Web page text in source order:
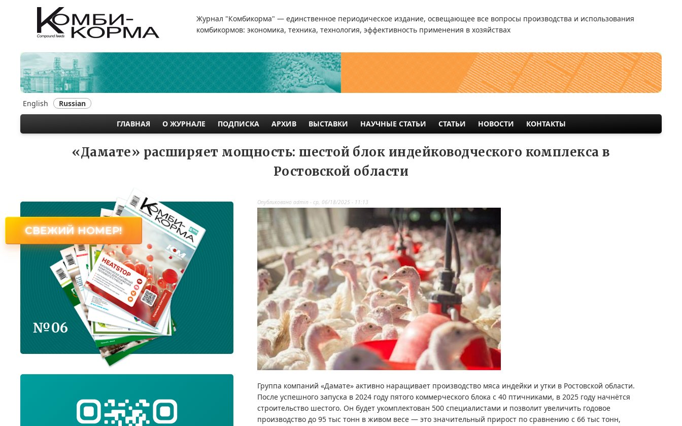
содержанию
Журнал "Комбикорма" — единственное периодическое издание, освещающее все вопросы производства и использования
комбикормов: экономика, техника, технология, эффективность применения в хозяйствах
English Russian
ГЛАВНАЯ О ЖУРНАЛЕ ПОДПИСКА АРХИВ ВЫСТАВКИ НАУЧНЫЕ СТАТЬИ СТАТЬИ НОВОСТИ КОНТАКТЫ
«Дамате» расширяет мощность: шестой блок индейководческого комплекса в
Ростовской области
Опубликовано admin - ср, 06/18/2025 - 11:13
Группа компаний «Дамате» активно наращивает производство мяса индейки и утки в Ростовской области.
После успешного запуска в 2024 году пятого коммерческого блока с 40 птичниками, в 2025 году начнётся
строительство шестого. Он будет укомплектован 500 специалистами и позволит увеличить годовое
производство до 95 тыс тонн в живом весе — это значительный прирост по сравнению с 66 тыс тонн,
СВЕЖИЙ НОМЕР!
№06